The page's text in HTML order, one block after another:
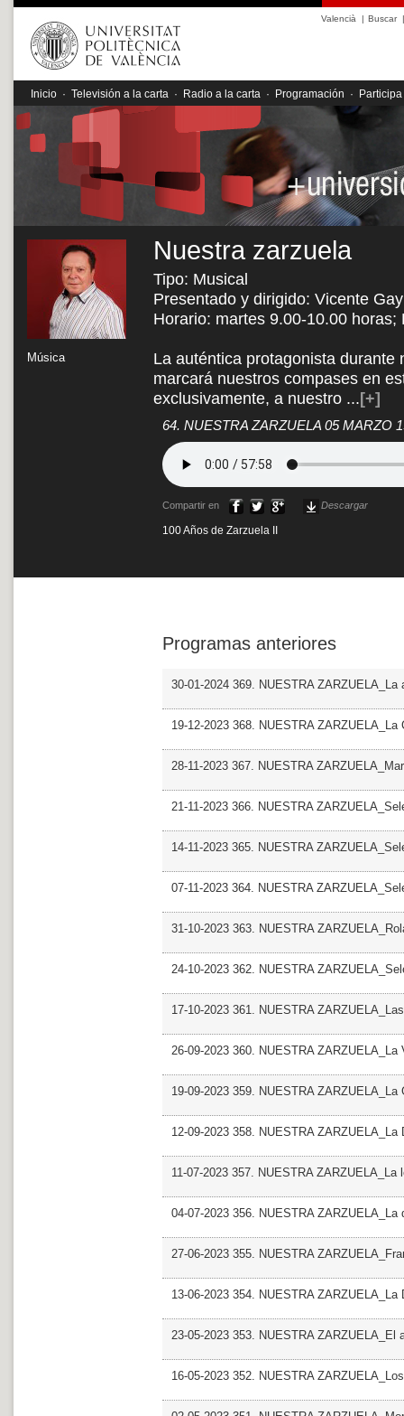
Valencià | Buscar|
Inicio · Televisión a la carta · Radio a la carta · Programación · Participa
Música
Nuestra zarzuela
Tipo: Musical
Presentado y dirigido: Vicente Gay
Horario: martes 9.00-10.00
La auténtica protagonista
marcará nuestros compases en
exclusivamente, a nuestro ...[+]
64. NUESTRA ZARZUELA 05 MARZO
Compartir en Descargar
100 Años de Zarzuela II
Programas anteriores
30-01-2024 369. NUESTRA
19-12-2023 368. NUESTRA ZARZUELA_La
28-11-2023 367. NUESTRA
21-11-2023 366. NUESTRA
14-11-2023 365. NUESTRA
07-11-2023 364. NUESTRA
31-10-2023 363. NUESTRA
24-10-2023 362. NUESTRA
17-10-2023 361. NUESTRA
26-09-2023 360. NUESTRA ZARZUELA_La
19-09-2023 359. NUESTRA
12-09-2023 358. NUESTRA
11-07-2023 357. NUESTRA ZARZUELA_La
04-07-2023 356. NUESTRA ZARZUELA_La
27-06-2023 355. NUESTRA
13-06-2023 354. NUESTRA ZARZUELA_La
23-05-2023 353. NUESTRA ZARZUELA_El
16-05-2023 352. NUESTRA